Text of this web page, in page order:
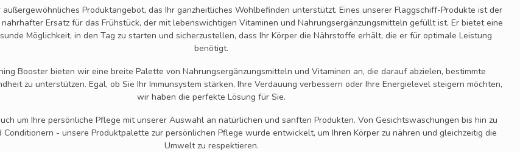
außergewöhnliches Produktangebot, das Ihr ganzheitliches Wohlbefinden unterstützt. Eines unserer Flaggschiff-Produkte ist der
Ersatz für das Frühstück, der mit lebenswichtigen Vitaminen und Nahrungsergänzungsmitteln gefüllt ist. Er bietet eine
Möglichkeit, in den Tag zu starten und sicherzustellen, dass Ihr Körper die Nährstoffe erhält, die er für optimale Leistung
benötigt.
Booster bieten wir eine breite Palette von Nahrungsergänzungsmitteln und Vitaminen an, die darauf abzielen, bestimmte
zu unterstützen. Egal, ob Sie Ihr Immunsystem stärken, Ihre Verdauung verbessern oder Ihre Energielevel steigern möchten,
wir haben die perfekte Lösung für Sie.
um Ihre persönliche Pflege mit unserer Auswahl an natürlichen und sanften Produkten. Von Gesichtswaschungen bis hin zu
Conditionern - unsere Produktpalette zur persönlichen Pflege wurde entwickelt, um Ihren Körper zu nähren und gleichzeitig die
Umwelt zu respektieren.